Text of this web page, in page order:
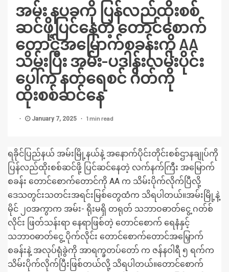
အမ်း နပခကို ပြန်လည်ထိုးစစ်
ဆင်ဖို့ပြင်နေတဲ့ တောင်စောက်
တောင်အမြောက်စခန်းကို AA
သိမ်းပြီး အမ်း-ပဒါန်းလမ်းပိုင်း
ပေါ်က နတ်ရေစင် ဂိတ်ကို
ထိုးစစ်ဆင်နေ
January 7, 2025 1 min read
ရခိုင်ပြည်နယ် အမ်းမြို့နယ်နဲ့ အနောက်ပိုင်းတိုင်းစစ်ဌာနချုပ်ကို
ပြန်လည်ထိုးစစ်ဆင်ဖို့ ပြင်ဆင်နေတဲ့ လက်နက်ကြီး အမြောက်
စခန်း တောင်စောက်တောင်ကို AA က သိမ်းပိုက်လိုက်ပြီလို့
ဒေသတွင်းသတင်းအရင်းမြစ်တွေထံက သိရပါတယ်။အမ်းမြို့နဲ့
မိုင် ၂၀အကွာက အမ်း- ရိုးမရှိ တရုတ် သဘာဝဓာတ်ငွေ့ ဂတ်စ်
လိုင်း ဖြတ်သန်းရာ နေရာဖြစ်တဲ့ တောင်စောက် ရေနံနှင့်
သဘာ၀ဓာတ်ငွေ့ ပိုက်လိုင်း တောင်စောက်တောင်အမြှောက်
စခန်းနဲ့ အလုပ်ရုံခွဲကို အာရက္ခတပ်တော် က ဇန်နဝါရီ ၅ ရက်က
သိမ်းပိုက်လိုက်ပြီးဖြစ်တယ်လို့ သိရပါတယ်။တောင်စောက်